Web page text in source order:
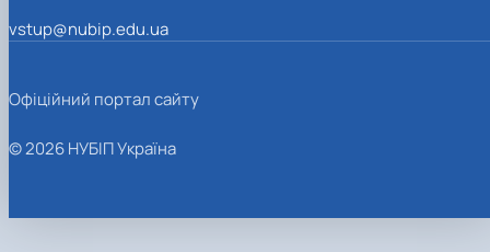
vstup@nubip.edu.ua
Офіційний портал сайту
© 2026 НУБІП Україна